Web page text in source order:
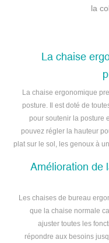
la
La chaise
La chaise ergonomique
posture. Il est doté de
pour soutenir la posture
pouvez régler la hauteur
plat sur le sol, les genoux à
Amélioration de
Les chaises de bureau
que la chaise normale
ajuster toutes les
répondre aux besoins